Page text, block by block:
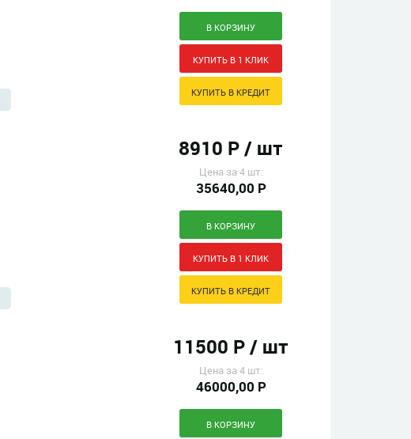
8910 Р / шт
Цена за 4 шт:
35640,00 Р
11500 Р / шт
Цена за 4 шт:
46000,00 Р